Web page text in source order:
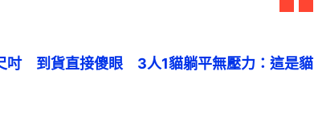
吋　到貨直接傻眼　3人1貓躺平無壓力：這是貓